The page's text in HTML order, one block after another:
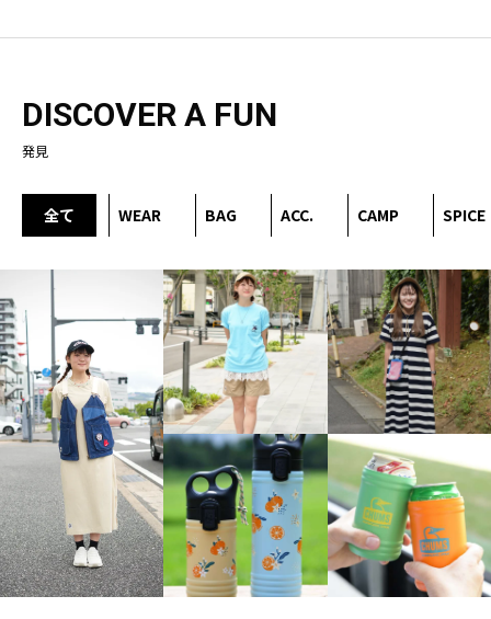
DISCOVER A FUN
発見
全て WEAR BAG ACC. CAMP SPICE